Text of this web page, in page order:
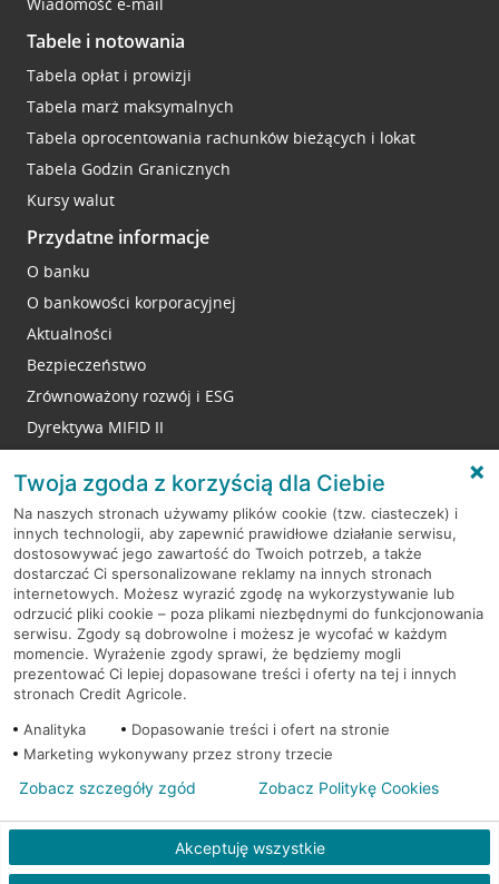
Tabele i notowania
Tabela opłat i prowizji
Tabela marż maksymalnych
Tabela oprocentowania rachunków bieżących i lokat
Tabela Godzin Granicznych
Kursy walut
Przydatne informacje
O banku
O bankowości korporacyjnej
Aktualności
Bezpieczeństwo
Zrównoważony rozwój i ESG
Dyrektywa MIFID II
RODO
Regulamin serwisu
Mapa serwisu
PolitykaCookies
© 2026 Credit Agricole Bank Polska S.A. Wszelkie prawa zastrzeżone
Twoja zgoda z korzyścią dla Ciebie
Na naszych stronach używamy plików cookie (tzw. ciasteczek) i
innych technologii, aby zapewnić prawidłowe działanie serwisu,
dostosowywać jego zawartość do Twoich potrzeb, a także
dostarczać Ci spersonalizowane reklamy na innych stronach
internetowych. Możesz wyrazić zgodę na wykorzystywanie lub
odrzucić pliki cookie – poza plikami niezbędnymi do funkcjonowania
serwisu. Zgody są dobrowolne i możesz je wycofać w każdym
momencie. Wyrażenie zgody sprawi, że będziemy mogli
prezentować Ci lepiej dopasowane treści i oferty na tej i innych
stronach Credit Agricole.
Analityka
Dopasowanie treści i ofert na stronie
Marketing wykonywany przez strony trzecie
Akceptuję wszystkie
Zobacz szczegóły zgód Zobacz Politykę Cookies